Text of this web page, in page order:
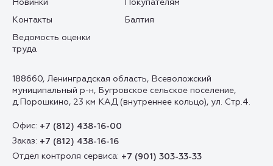
188660, Ленинградская область, Всеволожский
муниципальный р-н, Бугровское сельское поселение,
д.Порошкино, 23 км КАД (внутреннее кольцо), ул. Стр.4.
Офис: +7 (812) 438-16-00
Заказ: +7 (812) 438-16-16
Отдел контроля сервиса: +7 (901) 303-33-33
Новинки
Покупателям
Контакты
Балтия
Ведомость оценки
труда